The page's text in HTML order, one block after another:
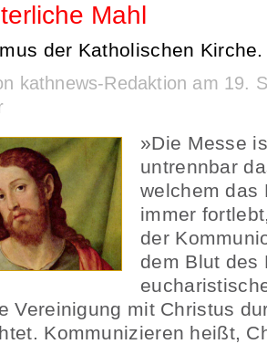
Mahl
der Katholischen Kirche.
kathnews-Redaktion am 19.
»Die Messe
untrennbar
welchem das
immer
der
dem Blut des
Vereinigung mit Christus
Kommunizieren heißt,